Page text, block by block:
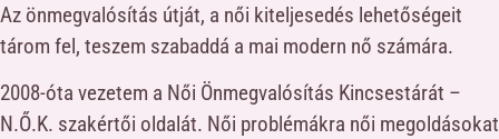
Az önmegvalósítás útját, a női kiteljesedés lehetőségeit
tárom fel, teszem szabaddá a mai modern nő számára.
2008-óta vezetem a Női Önmegvalósítás Kincsestárát –
N.Ő.K. szakértői oldalát. Női problémákra női megoldásokat